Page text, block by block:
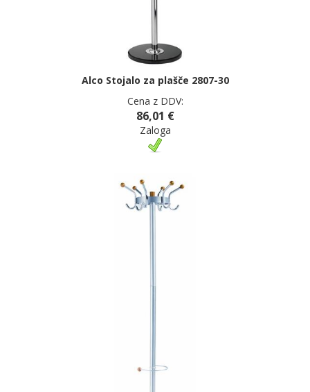
Alco Stojalo za plašče 2807-30
Cena z DDV:
86,01 €
Zaloga